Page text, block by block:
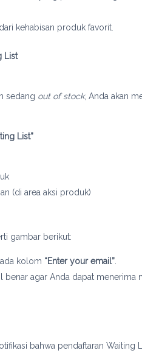
kehabisan produk favorit.
List
sedang out of stock, Anda akan
List”
(di area aksi produk)
gambar berikut:
kolom “Enter your email”
benar agar Anda dapat menerima
bahwa pendaftaran Waiting